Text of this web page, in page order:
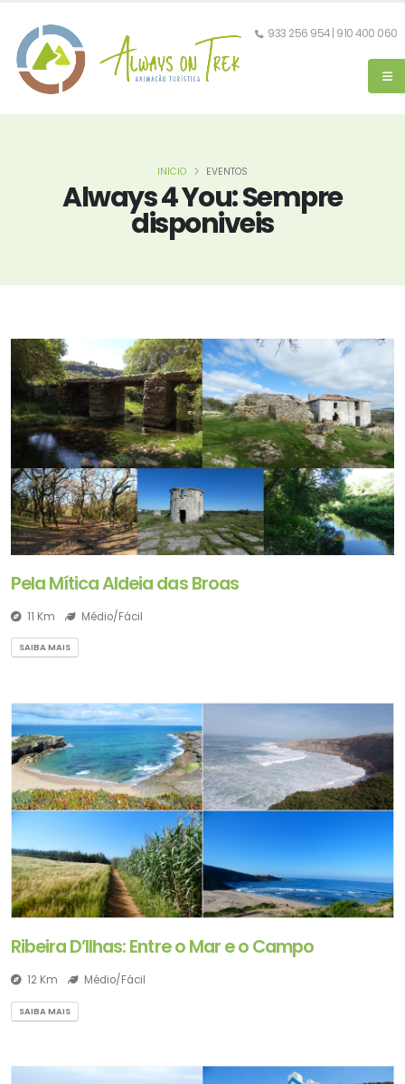
933 256 954 | 910 400 060
Always 4 You: Sempre
disponiveis
INICIO EVENTOS
Pela Mítica Aldeia das Broas
11 Km Médio/Fácil
SAIBA MAIS
Ribeira D’Ilhas: Entre o Mar e o Campo
12 Km Médio/Fácil
SAIBA MAIS